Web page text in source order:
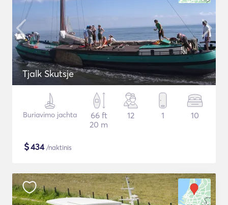
Tjalk Skutsje
Buriavimo jachta
66 ft
20 m
12 1 10
$434/naktinis